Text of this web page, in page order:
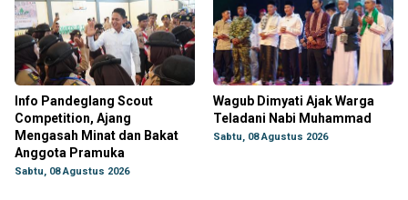
Info Pandeglang Scout
Competition, Ajang
Mengasah Minat dan Bakat
Anggota Pramuka
Sabtu, 08 Agustus 2026
Wagub Dimyati Ajak Warga
Teladani Nabi Muhammad
Sabtu, 08 Agustus 2026